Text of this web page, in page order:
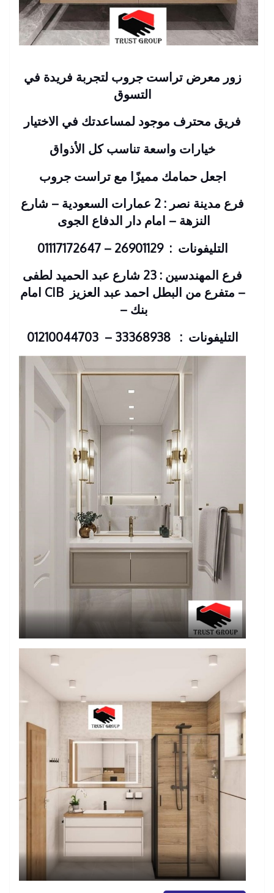
زور معرض تراست جروب لتجربة فريدة في
التسوق
فريق محترف موجود لمساعدتك في الاختيار
خيارات واسعة تناسب كل الأذواق
اجعل حمامك مميزًا مع تراست جروب
فرع مدينة نصر : 2 عمارات السعودية – شارع
النزهة – امام دار الدفاع الجوى
التليفونات : 26901129 – 01117172647
فرع المهندسين : 23 شارع عبد الحميد لطفى
– متفرع من البطل احمد عبد العزيز
CIB امام
بنك –
التليفونات : 33368938 – 01210044703